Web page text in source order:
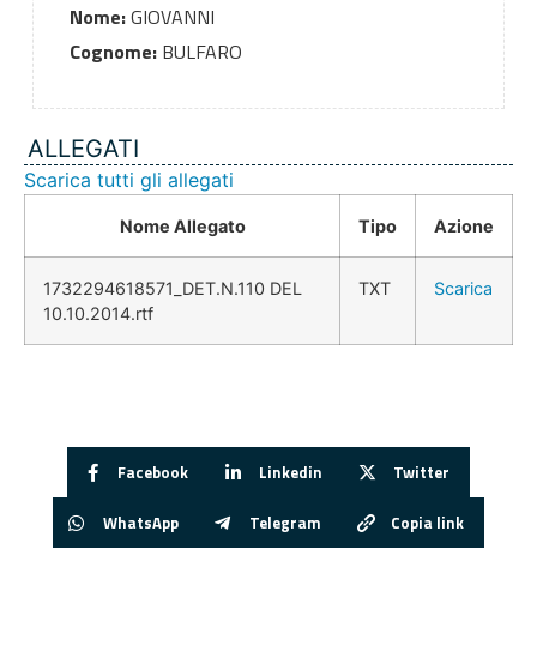
Nome:GIOVANNI
Cognome:BULFARO
ALLEGATI
Scarica tutti gli allegati
Nome Allegato Tipo Azione
1732294618571_DET.N.110 DEL
10.10.2014.rtf
TXT Scarica
Facebook Linkedin Twitter
WhatsApp Telegram Copia link